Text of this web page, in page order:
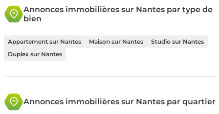
Annonces immobilières sur Nantes par type de
bien
Appartement sur Nantes Maison sur Nantes
Studio sur Nantes
Duplex sur Nantes
Annonces immobilières sur Nantes par quartier